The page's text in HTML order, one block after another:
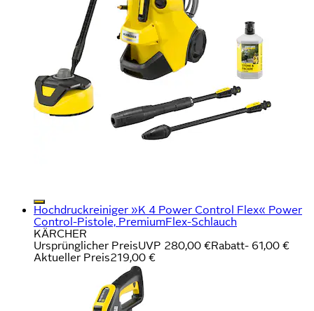
Hochdruckreiniger »K 4 Power Control Flex« Power
Control-Pistole, PremiumFlex-Schlauch
KÄRCHER
Ursprünglicher PreisUVP 280,00 €Rabatt- 61,00 €
Aktueller Preis219,00 €